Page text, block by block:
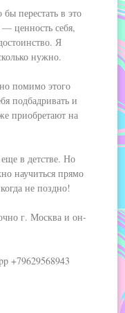
перестать в это
ценность себя,
Я
нужно.
помимо этого
подбадривать и
приобретают на
в детстве. Но
научиться прямо
не поздно!
г. Москва и он-
+79629568943